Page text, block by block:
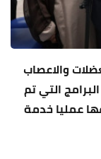
والاعصاب
التي تم
عمليا خدمة